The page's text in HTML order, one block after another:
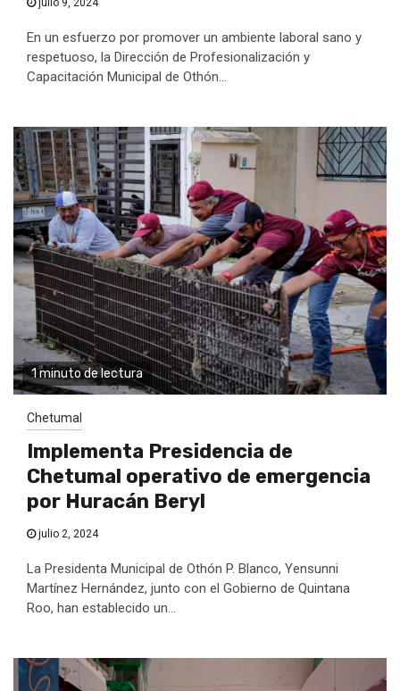
julio 9, 2024
En un esfuerzo por promover un ambiente laboral sano y
respetuoso, la Dirección de Profesionalización y
Capacitación Municipal de Othón...
1 minuto de lectura
Chetumal
Implementa Presidencia de
Chetumal operativo de emergencia
por Huracán Beryl
julio 2, 2024
La Presidenta Municipal de Othón P. Blanco, Yensunni
Martínez Hernández, junto con el Gobierno de Quintana
Roo, han establecido un...